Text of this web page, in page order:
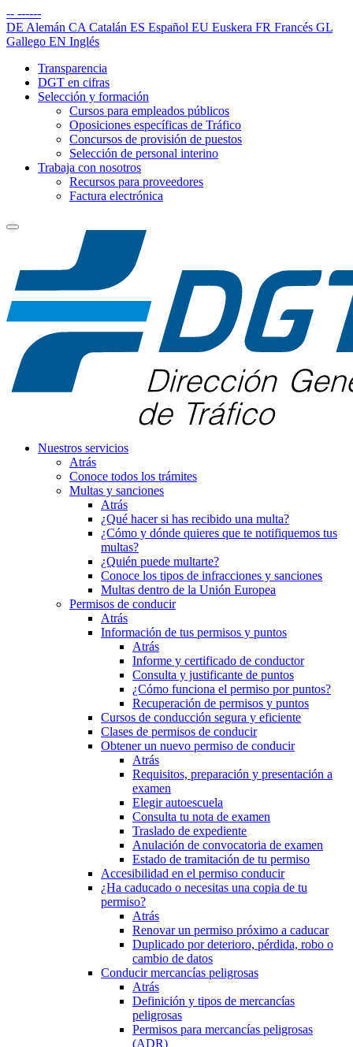
-- ------
DE Alemán CA Catalán ES Español EU Euskera FR Francés GL
Gallego EN Inglés
Transparencia
DGT en cifras
Selección y formación
Cursos para empleados públicos
Oposiciones específicas de Tráfico
Concursos de provisión de puestos
Selección de personal interino
Trabaja con nosotros
Recursos para proveedores
Factura electrónica
Nuestros servicios
Atrás
Conoce todos los trámites
Multas y sanciones
Atrás
¿Qué hacer si has recibido una multa?
¿Cómo y dónde quieres que te notifiquemos tus
multas?
¿Quién puede multarte?
Conoce los tipos de infracciones y sanciones
Multas dentro de la Unión Europea
Permisos de conducir
Atrás
Información de tus permisos y puntos
Atrás
Informe y certificado de conductor
Consulta y justificante de puntos
¿Cómo funciona el permiso por puntos?
Recuperación de permisos y puntos
Cursos de conducción segura y eficiente
Clases de permisos de conducir
Obtener un nuevo permiso de conducir
Atrás
Requisitos, preparación y presentación a
examen
Elegir autoescuela
Consulta tu nota de examen
Traslado de expediente
Anulación de convocatoria de examen
Estado de tramitación de tu permiso
Accesibilidad en el permiso conducir
¿Ha caducado o necesitas una copia de tu
permiso?
Atrás
Renovar un permiso próximo a caducar
Duplicado por deterioro, pérdida, robo o
cambio de datos
Conducir mercancías peligrosas
Atrás
Definición y tipos de mercancías
peligrosas
Permisos para mercancías peligrosas
(ADR)